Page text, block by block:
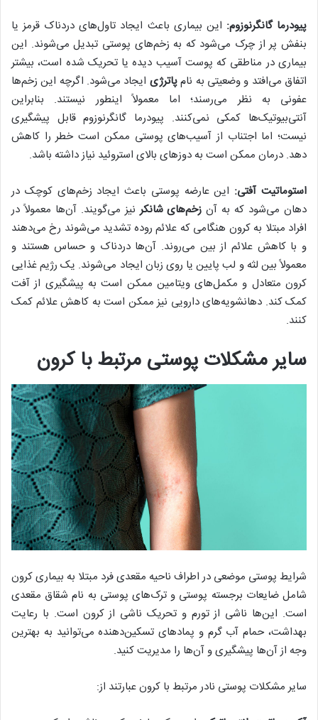
پیودرما گانگرنوزوم: این بیماری باعث ایجاد تاول‌های دردناک قرمز یا
بنفش پر از چرک می‌شود که به زخم‌های پوستی تبدیل می‌شوند. این
بیماری در مناطقی که پوست آسیب دیده یا تحریک شده است، بیشتر
اتفاق می‌افتد و وضعیتی به نامپاترژی ایجاد می‌شود. اگرچه این زخم‌ها
عفونی به نظر می‌رسند؛ اما معمولاً اینطور نیستند. بنابراین
آنتی‌بیوتیک‌ها کمکی نمی‌کنند. پیودرما گانگرنوزوم قابل پیشگیری
نیست؛ اما اجتناب از آسیب‌های پوستی ممکن است خطر را کاهش
دهد. درمان ممکن است به دوز‌های بالای استروئید نیاز داشته باشد.
استوماتیت آفتی: این عارضه پوستی باعث ایجاد زخم‌های کوچک در
دهان می‌شود که به آن زخم‌های شانکرنیز می‌گویند. آن‌ها معمولاً در
افراد مبتلا به کرون هنگامی که علائم روده تشدید می‌شوند رخ می‌دهند
و با کاهش علائم از بین ‌می‌روند. آن‌ها دردناک و حساس هستند و
معمولاً بین لثه و لب پایین یا روی زبان ایجاد می‌شوند. یک رژیم غذایی
کرون متعادل و مکمل‌های ویتامین ممکن است به پیشگیری از آفت
کمک کند. دهانشویه‌های دارویی نیز ممکن است به کاهش علائم کمک
کنند.
سایر مشکلات پوستی مرتبط با کرون
شرایط پوستی موضعی در اطراف ناحیه مقعدی فرد مبتلا به بیماری کرون
شامل ضایعات برجسته پوستی و ترک‌های پوستی به نام شقاق مقعدی
است. این‌ها ناشی از تورم و تحریک ناشی از کرون است. با رعایت
بهداشت، حمام آب گرم و پماد‌های تسکین‌دهنده می‌توانید به بهترین
وجه از آن‌ها پیشگیری و آن‌ها را مدیریت کنید.
سایر مشکلات پوستی نادر مرتبط با کرون عبارتند از: